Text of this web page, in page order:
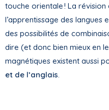
touche orientale ! La
l’apprentissage des
des possibilités de
dire (et donc bien mieux en
magnétiques existent aussi
et de l’anglais